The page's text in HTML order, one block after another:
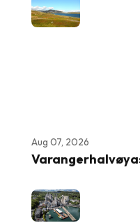
Aug 07, 2026